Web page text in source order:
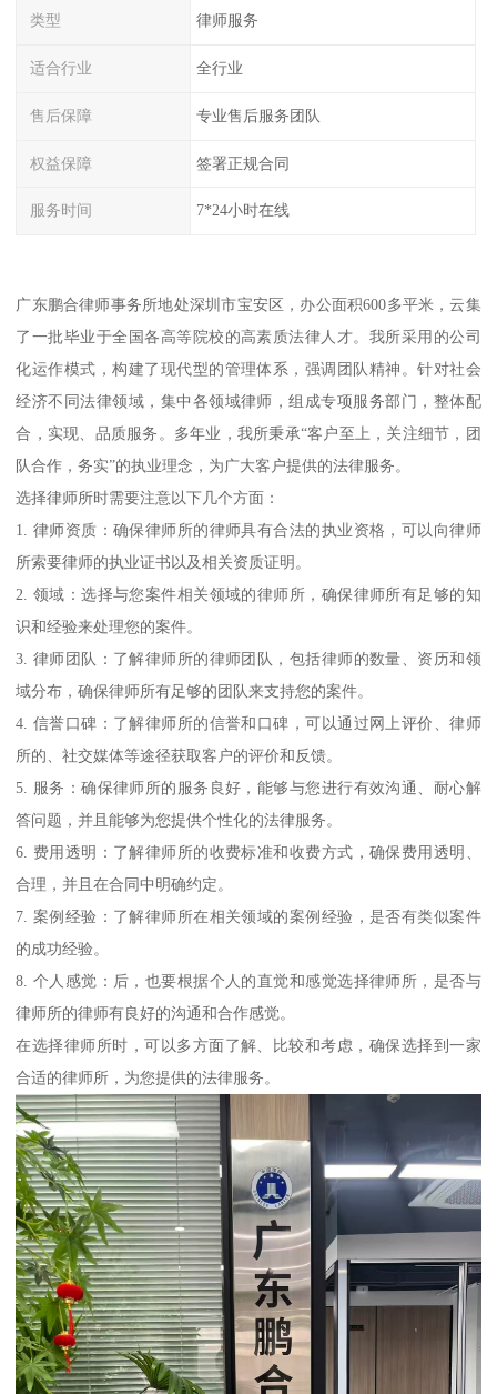
类型 律师服务
适合行业 全行业
售后保障 专业售后服务团队
权益保障 签署正规合同
服务时间 7*24小时在线
广东鹏合律师事务所地处深圳市宝安区，办公面积600多平米，云集
了一批毕业于全国各高等院校的高素质法律人才。我所采用的公司
化运作模式，构建了现代型的管理体系，强调团队精神。针对社会
经济不同法律领域，集中各领域律师，组成专项服务部门，整体配
合，实现、品质服务。多年业，我所秉承“客户至上，关注细节，团
队合作，务实”的执业理念，为广大客户提供的法律服务。
选择律师所时需要注意以下几个方面：
1. 律师资质：确保律师所的律师具有合法的执业资格，可以向律师
所索要律师的执业证书以及相关资质证明。
2. 领域：选择与您案件相关领域的律师所，确保律师所有足够的知
识和经验来处理您的案件。
3. 律师团队：了解律师所的律师团队，包括律师的数量、资历和领
域分布，确保律师所有足够的团队来支持您的案件。
4. 信誉口碑：了解律师所的信誉和口碑，可以通过网上评价、律师
所的、社交媒体等途径获取客户的评价和反馈。
5. 服务：确保律师所的服务良好，能够与您进行有效沟通、耐心解
答问题，并且能够为您提供个性化的法律服务。
6. 费用透明：了解律师所的收费标准和收费方式，确保费用透明、
合理，并且在合同中明确约定。
7. 案例经验：了解律师所在相关领域的案例经验，是否有类似案件
的成功经验。
8. 个人感觉：后，也要根据个人的直觉和感觉选择律师所，是否与
律师所的律师有良好的沟通和合作感觉。
在选择律师所时，可以多方面了解、比较和考虑，确保选择到一家
合适的律师所，为您提供的法律服务。